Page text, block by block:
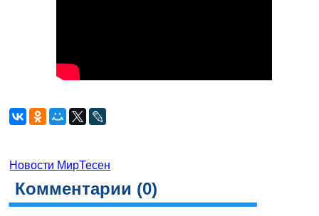
Новости МирТесен
Комментарии (0)